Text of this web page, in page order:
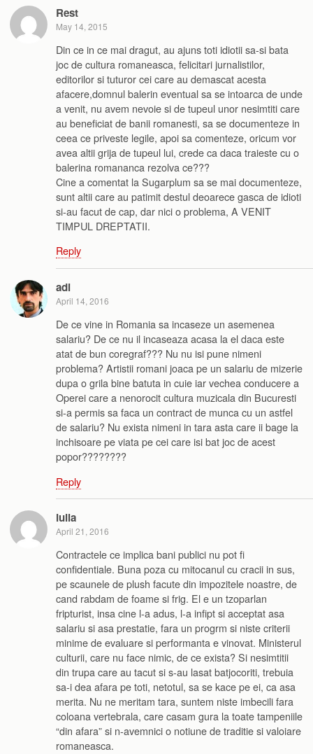
Rest
May 14, 2015
Din ce in ce mai dragut, au ajuns toti idiotii sa-si bata
joc de cultura romaneasca, felicitari jurnalistilor,
editorilor si tuturor cei care au demascat acesta
afacere,domnul balerin eventual sa se intoarca de unde
a venit, nu avem nevoie si de tupeul unor nesimtiti care
au beneficiat de banii romanesti, sa se documenteze in
ceea ce priveste legile, apoi sa comenteze, oricum vor
avea altii grija de tupeul lui, crede ca daca traieste cu o
balerina romananca rezolva ce???
Cine a comentat la Sugarplum sa se mai documenteze,
sunt altii care au patimit destul deoarece gasca de idioti
si-au facut de cap, dar nici o problema, A VENIT
TIMPUL DREPTATII.
Reply
adi
April 14, 2016
De ce vine in Romania sa incaseze un asemenea
salariu? De ce nu il incaseaza acasa la el daca este
atat de bun coregraf??? Nu nu isi pune nimeni
problema? Artistii romani joaca pe un salariu de mizerie
dupa o grila bine batuta in cuie iar vechea conducere a
Operei care a nenorocit cultura muzicala din Bucuresti
si-a permis sa faca un contract de munca cu un astfel
de salariu? Nu exista nimeni in tara asta care ii bage la
inchisoare pe viata pe cei care isi bat joc de acest
popor????????
Reply
iulia
April 21, 2016
Contractele ce implica bani publici nu pot fi
confidentiale. Buna poza cu mitocanul cu cracii in sus,
pe scaunele de plush facute din impozitele noastre, de
cand rabdam de foame si frig. El e un tzoparlan
fripturist, insa cine l-a adus, l-a infipt si acceptat asa
salariu si asa prestatie, fara un progrm si niste criterii
minime de evaluare si performanta e vinovat. Ministerul
culturii, care nu face nimic, de ce exista? Si nesimtitii
din trupa care au tacut si s-au lasat batjocoriti, trebuia
sa-i dea afara pe toti, netotul, sa se kace pe ei, ca asa
merita. Nu ne meritam tara, suntem niste imbecili fara
coloana vertebrala, care casam gura la toate tampeniile
“din afara” si n-avemnici o notiune de traditie si valoiare
romaneasca.